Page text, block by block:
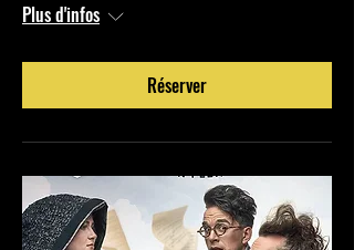
Plus d'infos
Réserver